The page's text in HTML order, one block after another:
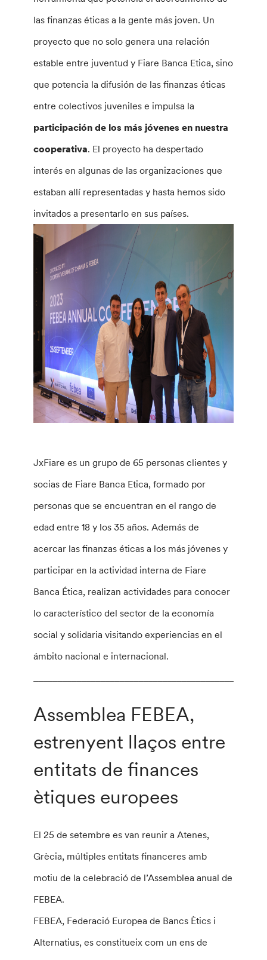
las finanzas éticas a la gente más joven. Un
proyecto que no solo genera una relación
estable entre juventud y Fiare Banca Etica, sino
que potencia la difusión de las finanzas éticas
entre colectivos juveniles e impulsa la
participación de los más jóvenes en nuestra
cooperativa. El proyecto ha despertado
interés en algunas de las organizaciones que
estaban allí representadas y hasta hemos sido
invitados a presentarlo en sus países.
JxFiare es un grupo de 65 personas clientes y
socias de Fiare Banca Etica, formado por
personas que se encuentran en el rango de
edad entre 18 y los 35 años. Además de
acercar las finanzas éticas a los más jóvenes y
participar en la actividad interna de Fiare
Banca Ética, realizan actividades para conocer
lo característico del sector de la economía
social y solidaria visitando experiencias en el
ámbito nacional e internacional.
Assemblea FEBEA,
estrenyent llaços entre
entitats de finances
ètiques europees
El 25 de setembre es van reunir a Atenes,
Grècia, múltiples entitats financeres amb
motiu de la celebració de l’Assemblea anual de
FEBEA.
FEBEA, Federació Europea de Bancs Ètics i
Alternatius, es constitueix com un ens de